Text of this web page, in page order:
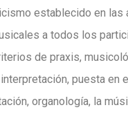
establecido en
a todos los
de praxis,
puesta en
organología, la